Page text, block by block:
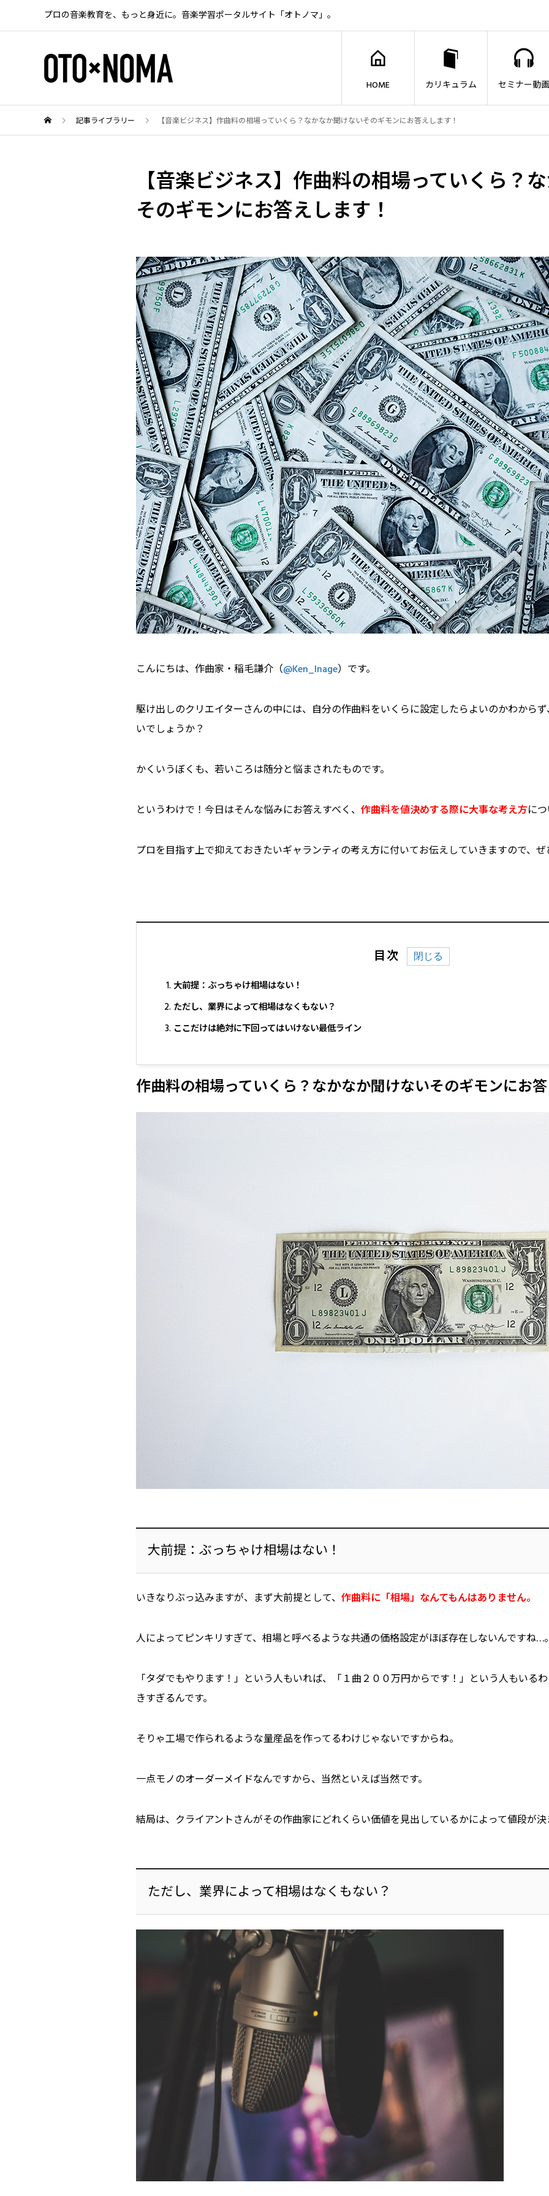
プロの音楽教育を、もっと身近に。音楽学習ポータルサイト「オトノマ」。
HOME カリキュラム セミナー動画
記事ライブラリー 【音楽ビジネス】作曲料の相場っていくら？なかなか聞けないそのギモンにお答えします！
【音楽ビジネス】作曲料の相場っていくら？
そのギモンにお答えします！
こんにちは、作曲家・稲毛謙介（@Ken_Inage）です。
駆け出しのクリエイターさんの中には、自分の作曲料をいくらに設定したらよいのかわから
いでしょうか？
かくいうぼくも、若いころは随分と悩まされたものです。
というわけで！今日はそんな悩みにお答えすべく、 作曲料を値決めする際に大事な考え方に
プロを目指す上で抑えておきたいギャランティの考え方に付いてお伝えしていきますので、
目次
大前提：ぶっちゃけ相場はない！
ただし、業界によって相場はなくもない？
ここだけは絶対に下回ってはいけない最低ライン
作曲料の相場っていくら？なかなか聞けないそのギモンにお
大前提：ぶっちゃけ相場はない！
いきなりぶっ込みますが、まず大前提として、 作曲料に「相場」なんてもんはありません。
人によってピンキリすぎて、相場と呼べるような共通の価格設定がほぼ存在しないんですね…
「タダでもやります！」という人もいれば、「１曲２００万円からです！」という人もいる
きすぎるんです。
そりゃ工場で作られるような量産品を作ってるわけじゃないですからね。
一点モノのオーダーメイドなんですから、当然といえば当然です。
結局は、 クライアントさんがその作曲家にどれくらい価値を見出しているかによって値段が
ただし、業界によって相場はなくもない？